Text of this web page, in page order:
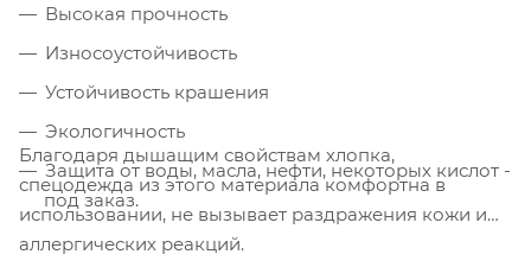
Высокая прочность
Износоустойчивость
Устойчивость крашения
Экологичность
Защита от воды, масла, нефти, некоторых кислот -
под заказ.
Благодаря дышащим свойствам хлопка,
спецодежда из этого материала комфортна в
использовании, не вызывает раздражения кожи и
аллергических реакций.